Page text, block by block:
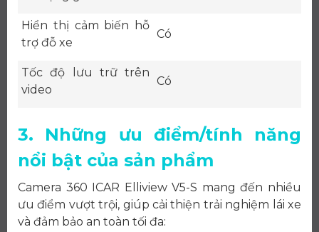
Hiển thị cảm biến hỗ
trợ đỗ xe
Có
Tốc độ lưu trữ trên
video
Có
3. Những ưu điểm/tính năng
nổi bật của sản phẩm
Camera 360 ICAR Elliview V5-S mang đến nhiều
ưu điểm vượt trội, giúp cải thiện trải nghiệm lái xe
và đảm bảo an toàn tối đa: